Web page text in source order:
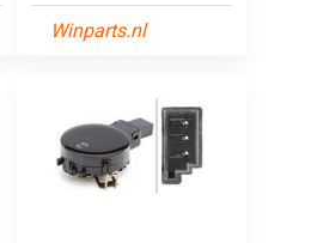
Winparts.nl